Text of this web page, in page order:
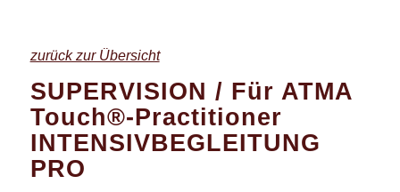
zurück zur Übersicht
SUPERVISION / Für ATMA
Touch®-Practitioner
INTENSIVBEGLEITUNG
PRO